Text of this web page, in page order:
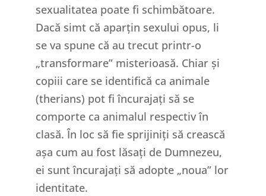
sexualitatea poate fi schimbătoare.
Dacă simt că aparțin sexului opus, li
se va spune că au trecut printr-o
„transformare” misterioasă. Chiar și
copiii care se identifică ca animale
(therians) pot fi încurajați să se
comporte ca animalul respectiv în
clasă. În loc să fie sprijiniți să crească
așa cum au fost lăsați de Dumnezeu,
ei sunt încurajați să adopte „noua” lor
identitate.